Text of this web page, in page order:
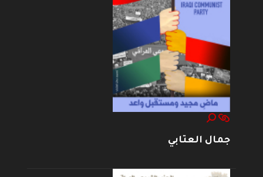
جمال العتابي